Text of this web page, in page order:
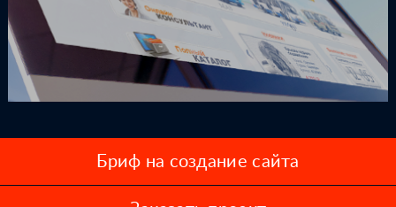
Бриф на создание сайта